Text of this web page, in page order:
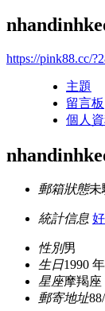
https://pink88.cc/
主題
留言板
個人
郵箱狀態未
統計信息
性別男
生日1990
星座摩羯座
郵寄地址